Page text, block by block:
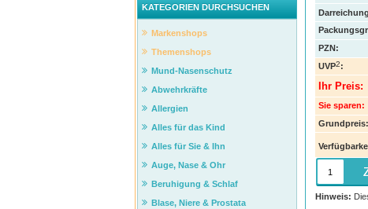
PZN:
UVP2:
Ihr Preis:
Sie sparen:
Grundpreis:
Hinweis:
KATEGORIEN DURCHSUCHEN
Markenshops
Themenshops
Mund-Nasenschutz
Abwehrkräfte
Allergien
Alles für das Kind
Alles für Sie & Ihn
Auge, Nase & Ohr
Beruhigung & Schlaf
Blase, Niere & Prostata